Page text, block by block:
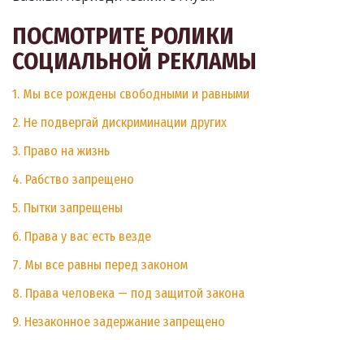
ПОСМОТРИТЕ РОЛИКИ
СОЦИАЛЬНОЙ РЕКЛАМЫ
1. Мы все рождены свободными и равными
2. Не подвергай дискриминации других
3. Право на жизнь
4. Рабство запрещено
5. Пытки запрещены
6. Права у вас есть везде
7. Мы все равны перед законом
8. Права человека — под защитой закона
9. Незаконное задержание запрещено